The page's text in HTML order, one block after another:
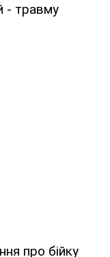
- травму
про бійку